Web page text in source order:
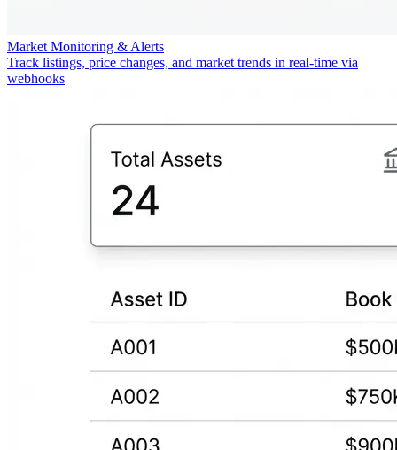
Market Monitoring & Alerts
Track listings, price changes, and market trends in real-time via
webhooks